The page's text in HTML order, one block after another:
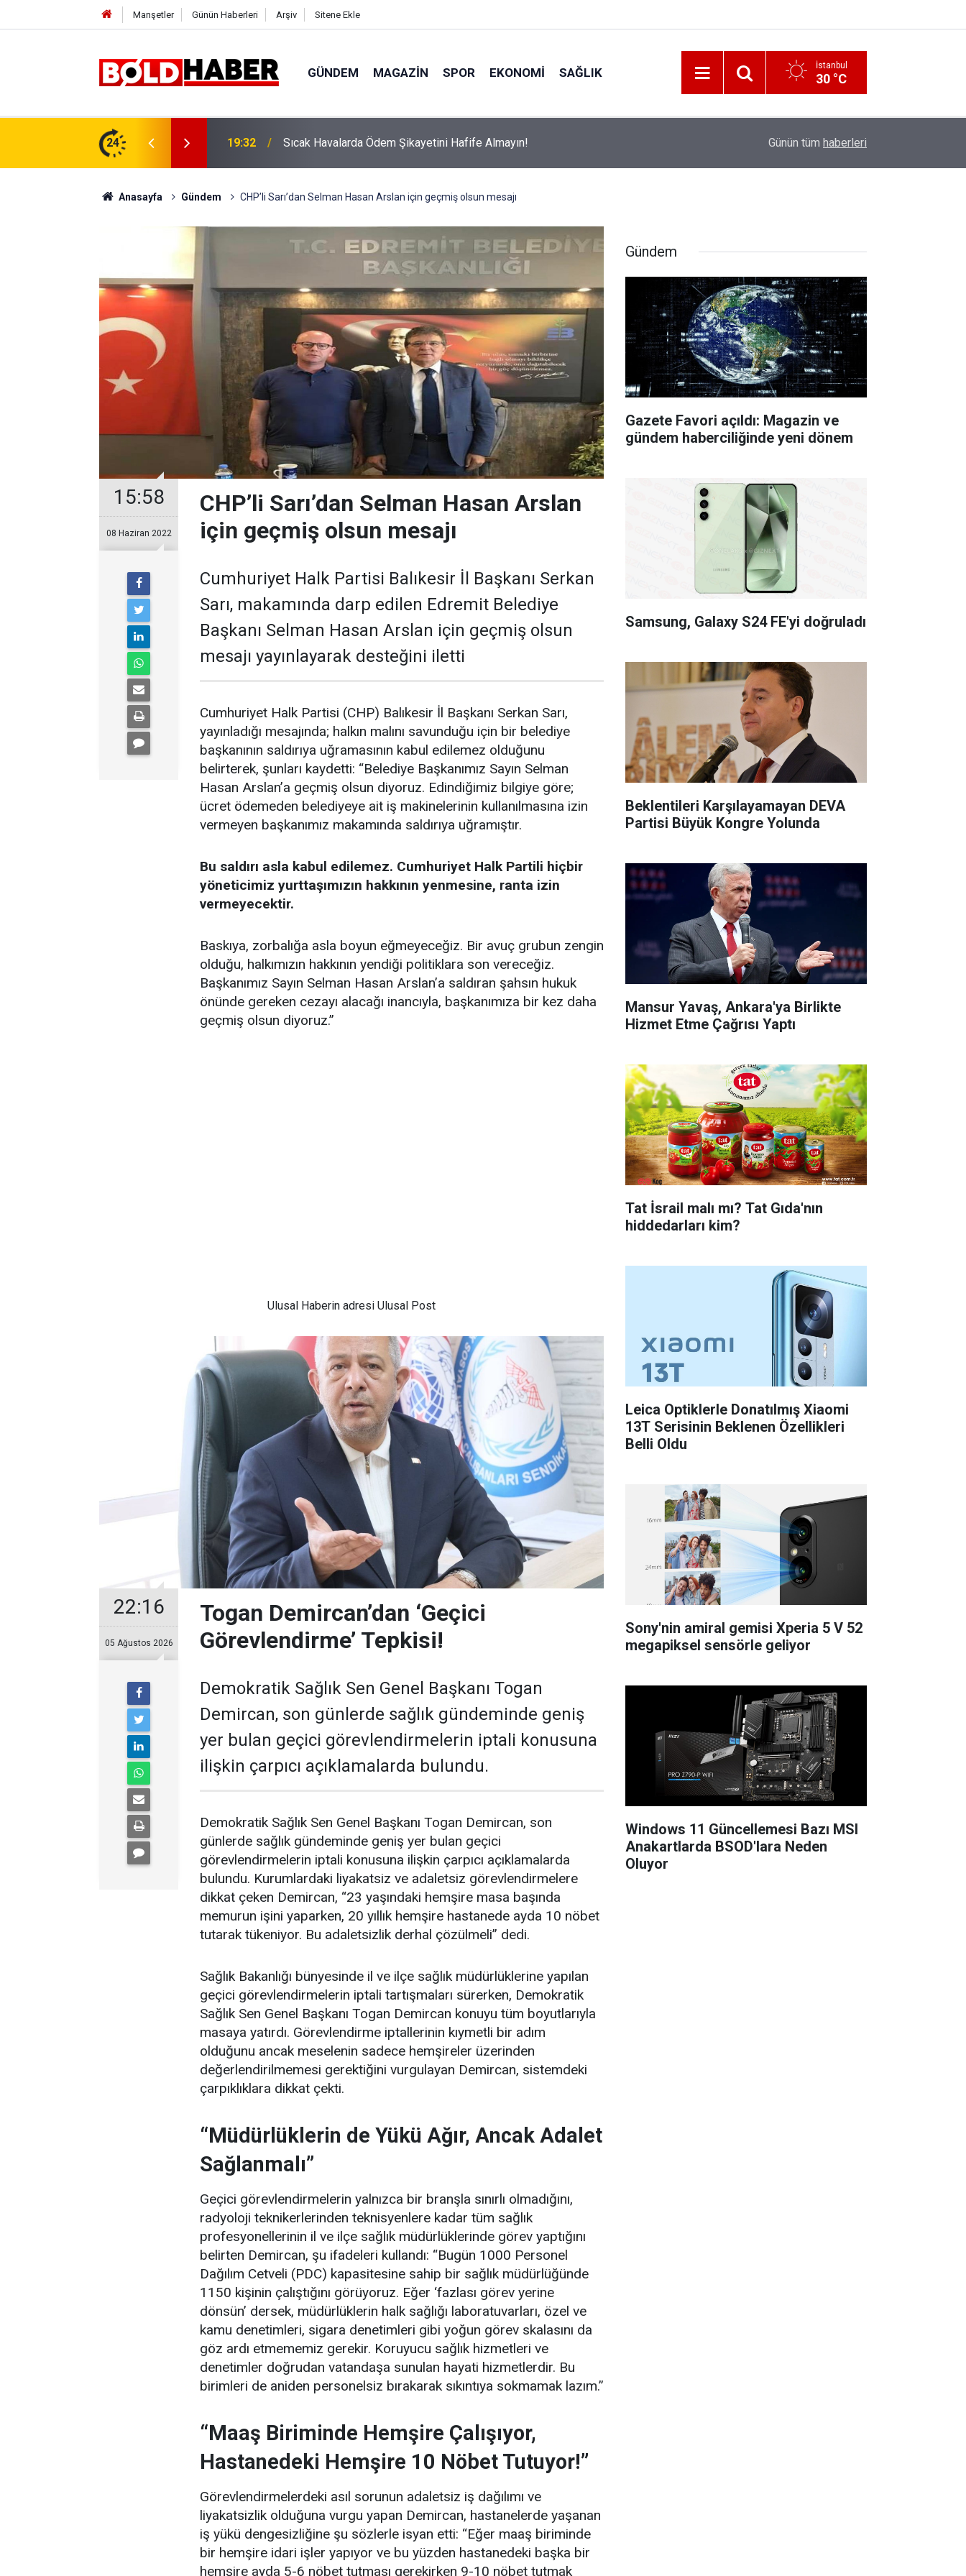
Manşetler Günün Haberleri Arşiv Sitene Ekle
GÜNDEM MAGAZIN SPOR EKONOMI SAĞLIK İstanbul
30 °C
24 19:32 Sıcak Havalarda Ödem Şikayetini Hafife Almayın! İzmir 112’de Kan Donduran İddialar!
Günün tüm haberleri
Anasayfa Gündem CHP’li Sarı’dan Selman Hasan Arslan için geçmiş olsun mesajı
15:58
08 Haziran 2022
CHP’li Sarı’dan Selman Hasan Arslan
için geçmiş olsun mesajı
Cumhuriyet Halk Partisi Balıkesir İl Başkanı Serkan
Sarı, makamında darp edilen Edremit Belediye
Başkanı Selman Hasan Arslan için geçmiş olsun
mesajı yayınlayarak desteğini iletti
Cumhuriyet Halk Partisi (CHP) Balıkesir İl Başkanı Serkan Sarı,
yayınladığı mesajında; halkın malını savunduğu için bir belediye
başkanının saldırıya uğramasının kabul edilemez olduğunu
belirterek, şunları kaydetti: “Belediye Başkanımız Sayın Selman
Hasan Arslan’a geçmiş olsun diyoruz. Edindiğimiz bilgiye göre;
ücret ödemeden belediyeye ait iş makinelerinin kullanılmasına izin
vermeyen başkanımız makamında saldırıya uğramıştır.
Bu saldırı asla kabul edilemez. Cumhuriyet Halk Partili hiçbir
yöneticimiz yurttaşımızın hakkının yenmesine, ranta izin
vermeyecektir.
Baskıya, zorbalığa asla boyun eğmeyeceğiz. Bir avuç grubun zengin
olduğu, halkımızın hakkının yendiği politiklara son vereceğiz.
Başkanımız Sayın Selman Hasan Arslan’a saldıran şahsın hukuk
önünde gereken cezayı alacağı inancıyla, başkanımıza bir kez daha
geçmiş olsun diyoruz.”
Ulusal Haberin adresi Ulusal Post
22:16
05 Ağustos 2026
Togan Demircan’dan ‘Geçici
Görevlendirme’ Tepkisi!
Demokratik Sağlık Sen Genel Başkanı Togan
Demircan, son günlerde sağlık gündeminde geniş
yer bulan geçici görevlendirmelerin iptali konusuna
ilişkin çarpıcı açıklamalarda bulundu.
Demokratik Sağlık Sen Genel Başkanı Togan Demircan, son
günlerde sağlık gündeminde geniş yer bulan geçici
görevlendirmelerin iptali konusuna ilişkin çarpıcı açıklamalarda
bulundu. Kurumlardaki liyakatsiz ve adaletsiz görevlendirmelere
dikkat çeken Demircan, “23 yaşındaki hemşire masa başında
memurun işini yaparken, 20 yıllık hemşire hastanede ayda 10 nöbet
tutarak tükeniyor. Bu adaletsizlik derhal çözülmeli” dedi.
Sağlık Bakanlığı bünyesinde il ve ilçe sağlık müdürlüklerine yapılan
geçici görevlendirmelerin iptali tartışmaları sürerken, Demokratik
Sağlık Sen Genel Başkanı Togan Demircan konuyu tüm boyutlarıyla
masaya yatırdı. Görevlendirme iptallerinin kıymetli bir adım
olduğunu ancak meselenin sadece hemşireler üzerinden
değerlendirilmemesi gerektiğini vurgulayan Demircan, sistemdeki
çarpıklıklara dikkat çekti.
“Müdürlüklerin de Yükü Ağır, Ancak Adalet
Sağlanmalı”
Geçici görevlendirmelerin yalnızca bir branşla sınırlı olmadığını,
radyoloji teknikerlerinden teknisyenlere kadar tüm sağlık
profesyonellerinin il ve ilçe sağlık müdürlüklerinde görev yaptığını
belirten Demircan, şu ifadeleri kullandı: “Bugün 1000 Personel
Dağılım Cetveli (PDC) kapasitesine sahip bir sağlık müdürlüğünde
1150 kişinin çalıştığını görüyoruz. Eğer ‘fazlası görev yerine
dönsün’ dersek, müdürlüklerin halk sağlığı laboratuvarları, özel ve
kamu denetimleri, sigara denetimleri gibi yoğun görev skalasını da
göz ardı etmememiz gerekir. Koruyucu sağlık hizmetleri ve
denetimler doğrudan vatandaşa sunulan hayati hizmetlerdir. Bu
birimleri de aniden personelsiz bırakarak sıkıntıya sokmamak lazım.”
“Maaş Biriminde Hemşire Çalışıyor,
Hastanedeki Hemşire 10 Nöbet Tutuyor!”
Görevlendirmelerdeki asıl sorunun adaletsiz iş dağılımı ve
liyakatsizlik olduğuna vurgu yapan Demircan, hastanelerde yaşanan
iş yükü dengesizliğine şu sözlerle isyan etti: “Eğer maaş biriminde
bir hemşire idari işler yapıyor ve bu yüzden hastanedeki başka bir
hemşire ayda 5-6 nöbet tutması gerekirken 9-10 nöbet tutmak
Gündem
Gazete Favori açıldı: Magazin ve
gündem haberciliğinde yeni dönem
Samsung, Galaxy S24 FE'yi doğruladı
Beklentileri Karşılayamayan DEVA
Partisi Büyük Kongre Yolunda
Mansur Yavaş, Ankara'ya Birlikte
Hizmet Etme Çağrısı Yaptı
Tat İsrail malı mı? Tat Gıda'nın
hiddedarları kim?
Leica Optiklerle Donatılmış Xiaomi
13T Serisinin Beklenen Özellikleri
Belli Oldu
Sony'nin amiral gemisi Xperia 5 V 52
megapiksel sensörle geliyor
Windows 11 Güncellemesi Bazı MSI
Anakartlarda BSOD'lara Neden
Oluyor